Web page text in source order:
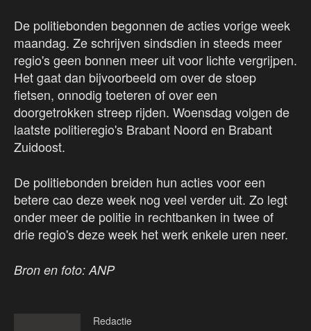
De politiebonden begonnen de acties vorige week
maandag. Ze schrijven sindsdien in steeds meer
regio's geen bonnen meer uit voor lichte vergrijpen.
Het gaat dan bijvoorbeeld om over de stoep
fietsen, onnodig toeteren of over een
doorgetrokken streep rijden. Woensdag volgen de
laatste politieregio's Brabant Noord en Brabant
Zuidoost.
De politiebonden breiden hun acties voor een
betere cao deze week nog veel verder uit. Zo legt
onder meer de politie in rechtbanken in twee of
drie regio's deze week het werk enkele uren neer.
Bron en foto: ANP
Redactie